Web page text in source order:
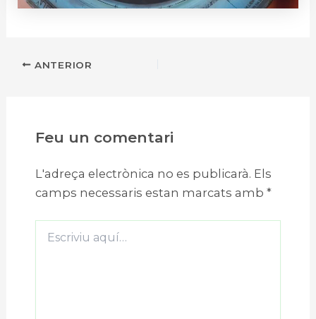
ANTERIOR
Feu un comentari
L'adreça electrònica no es publicarà. Els
camps necessaris estan marcats amb *
aquí…